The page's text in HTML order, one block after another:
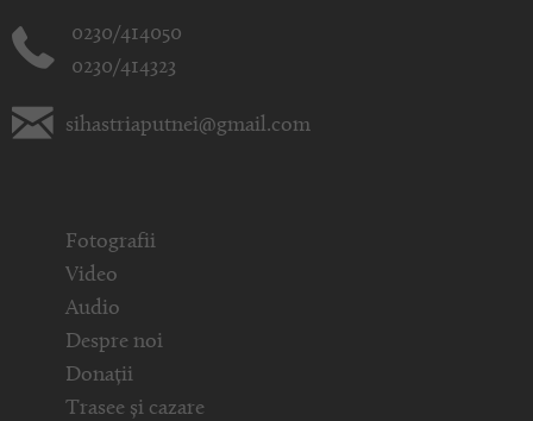
0230/414050
0230/414323
sihastriaputnei@gmail.com
Fotografii
Video
Audio
Despre noi
Donații
Trasee și cazare